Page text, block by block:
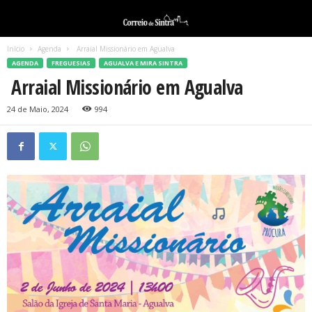
Início Agenda Arraial Missionário em Agualva
AGENDA FREGUESIAS AGUALVA E MIRA SINTRA
Arraial Missionário em Agualva
24 de Maio, 2024 994